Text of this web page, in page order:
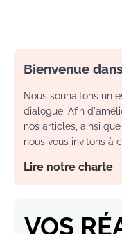
Bienvenue
Nous souhaitons un
dialogue. Afin
nos articles, ainsi
nous vous invitons à
Lire notre charte
VOS